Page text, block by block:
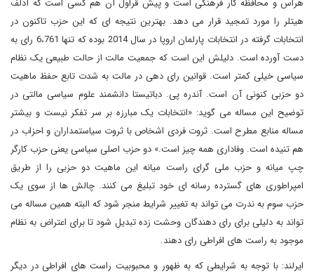
هراس و محافظه کار فرهنگی است و پیش قراول آن هم کسی است که آدلف
هیتلر را مورد تمجید قرار می دهد. بهترین نتیجه ای که این حزب تاکنون در
انتخابات گرفته در انتخابات پارلمان اروپا در سال 2014 بوده که تنها 6،761 رای به
دست آورده است. دلیلش این است که جمعیت مالت از حالت طبیعی یک نظام
سیاسی خیلی کمتر است. قوانین رای دهی در مالت به شدت تابع حفظ ماهیت
دو حزبی کنونی آن است. آندره پی. دباتیستا دانشمند علوم سیاسی مالتی در
توضیح این مساله می گوید: «انتخابات یک مبارزه بر سر تفکر نیست و بیشتر
مساله منابع مطرح است. ثروت فردی اشخاص با ثروت سیاستمداران و احزاب در
هم تنیده است. وفاداری همه چیز است.» دو حزب اصلی سیاسی یعنی حزب کارگر
چپ میانه و حزب ملی گرای راست میانه این ماهیت دو حزبی را از طریق
امپراطوری های گسترده رسانه ای خود تبلیغ می کنند. چالش ها از سوی یک
حزب سوم به ندرت می تواند به تغییر شرایط منجر شود که البته همین مساله می
تواند به دلیلی برای رای دهندگان وحشت زده تبدیل شود تا برای اعتراض به نظام
موجود به راست های افراطی رای دهند.
ایرلند: با توجه به شرایطی که به ظهور و محبوبیت راست های افراطی در دیگر